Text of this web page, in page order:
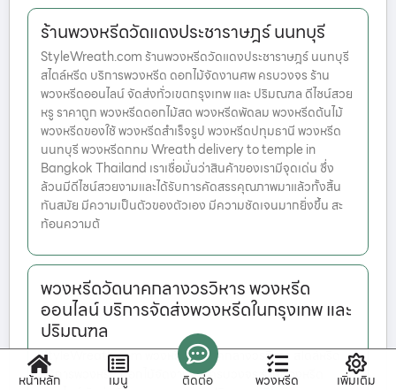
ร้านพวงหรีดวัดแดงประชาราษฎร์ นนทบุรี
StyleWreath.com ร้านพวงหรีดวัดแดงประชาราษฎร์ นนทบุรี
สไตล์หรีด บริการพวงหรีด ดอกไม้จัดงานศพ ครบวงจร ร้าน
พวงหรีดออนไลน์ จัดส่งทั่วเขตกรุงเทพ และ ปริมณฑล ดีไซน์สวย
หรู ราคาถูก พวงหรีดดอกไม้สด พวงหรีดพัดลม พวงหรีดต้นไม้
พวงหรีดของใช้ พวงหรีดสำเร็จรูป พวงหรีดปทุมธานี พวงหรีด
นนทบุรี พวงหรีดกทม Wreath delivery to temple in
Bangkok Thailand เราเชื่อมั่นว่าสินค้าของเรามีจุดเด่น ซึ่ง
ล้วนมีดีไซน์สวยงามและได้รับการคัดสรรคุณภาพมาแล้วทั้งสิ้น
ทันสมัย มีความเป็นตัวของตัวเอง มีความชัดเจนมากยิ่งขึ้น สะ
ท้อนความต้
พวงหรีดวัดนาคกลางวรวิหาร พวงหรีด
ออนไลน์ บริการจัดส่งพวงหรีดในกรุงเทพ และ
ปริมณฑล
StyleWreath.com พวงหรีดวัดนาคกลางวรวิหาร สไตล์หรีด
บริการพวงหรีด ดอกไม้จัดงานศพ ครบวงจร ร้านพวงหรีด
หน้าหลัก เมนู ติดต่อ พวงหรีด เพิ่มเติม